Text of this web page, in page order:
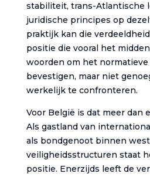
stabiliteit, trans-Atlantische
juridische principes op
praktijk kan die
positie die vooral het
woorden om het normatieve
bevestigen, maar niet
werkelijk te confronteren.
Voor België is dat meer dan
Als gastland van
als bondgenoot binnen
veiligheidsstructuren staat
positie. Enerzijds leeft de